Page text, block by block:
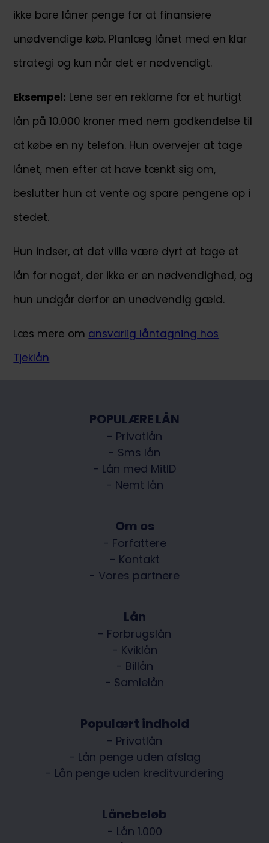
ikke bare låner penge for at finansiere
unødvendige køb. Planlæg lånet med en klar
strategi og kun når det er nødvendigt.
Eksempel: Lene ser en reklame for et hurtigt
lån på 10.000 kroner med nem godkendelse til
at købe en ny telefon. Hun overvejer at tage
lånet, men efter at have tænkt sig om,
beslutter hun at vente og spare pengene op i
stedet.
Hun indser, at det ville være dyrt at tage et
lån for noget, der ikke er en nødvendighed, og
hun undgår derfor en unødvendig gæld.
Læs mere om ansvarlig låntagning hos
Tjeklån
POPULÆRE LÅN
- Privatlån
- Sms lån
- Lån med MitID
- Nemt lån
Om os
- Forfattere
- Kontakt
- Vores partnere
Lån
- Forbrugslån
- Kviklån
- Billån
- Samlelån
Populært indhold
- Privatlån
- Lån penge uden afslag
- Lån penge uden kreditvurdering
Lånebeløb
- Lån 1.000